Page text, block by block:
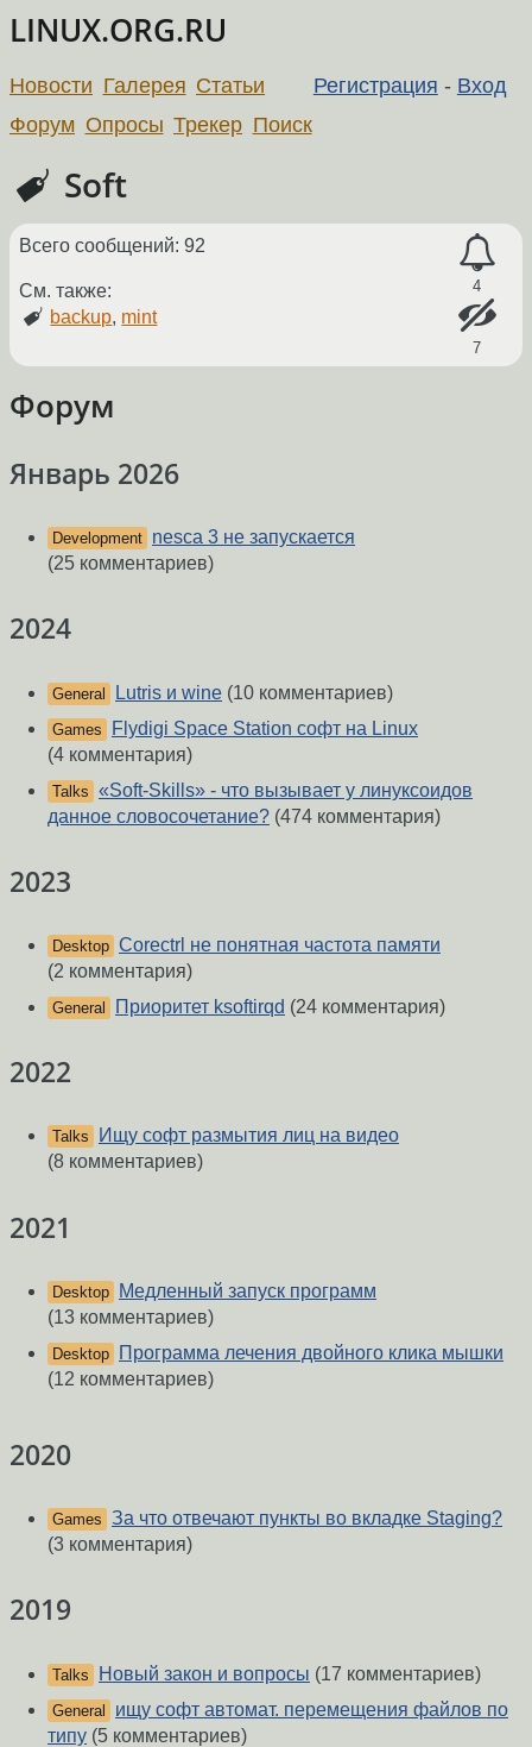
LINUX.ORG.RU
Регистрация - Вход
Новости Галерея Статьи
Форум Опросы Трекер Поиск
Soft
4
7
Всего сообщений: 92
См. также:
backup, mint
Форум
Январь 2026
Development nesca 3 не запускается
(25 комментариев)
2024
General Lutris и wine (10 комментариев)
Games
Flydigi Space Station софт на Linux
(4 комментария)
Talks «Soft-Skills» - что вызывает у линуксоидов
данное словосочетание? (474 комментария)
2023
Desktop Corectrl не понятная частота памяти
(2 комментария)
General Приоритет ksoftirqd (24 комментария)
2022
Talks
Ищу сoфт рaзмытия лиц нa видеo
(8 комментариев)
2021
Desktop
Медленный запуск программ
(13 комментариев)
Desktop
Программа лечения двойного клика мышки
(12 комментариев)
2020
Games За что отвечают пункты во вкладке Staging?
(3 комментария)
2019
Talks Новый закон и вопросы (17 комментариев)
General
ищу софт автомат. перемещения файлов по
типу (5 комментариев)